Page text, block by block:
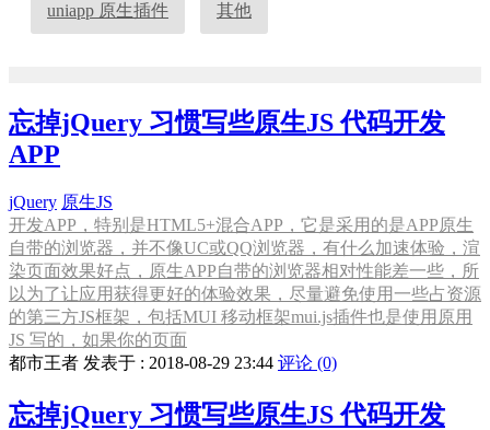
uniapp 原生插件 其他
忘掉jQuery 习惯写些原生JS 代码开发
APP
jQuery 原生JS
开发APP，特别是HTML5+混合APP，它是采用的是APP原生
自带的浏览器，并不像UC或QQ浏览器，有什么加速体验，渲
染页面效果好点，原生APP自带的浏览器相对性能差一些，所
以为了让应用获得更好的体验效果，尽量避免使用一些占资源
的第三方JS框架，包括MUI 移动框架mui.js插件也是使用原用
JS 写的，如果你的页面
都市王者 发表于 : 2018-08-29 23:44 评论 (0)
忘掉jQuery 习惯写些原生JS 代码开发